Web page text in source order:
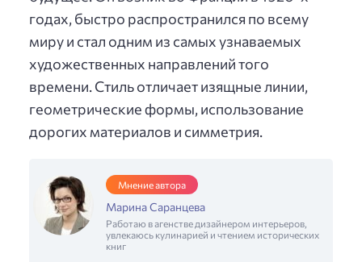
годах, быстро распространился по всему
миру и стал одним из самых узнаваемых
художественных направлений того
времени. Стиль отличает изящные линии,
геометрические формы, использование
дорогих материалов и симметрия.
Мнение автора
Марина Саранцева
Работаю в агенстве дизайнером интерьеров,
увлекаюсь кулинарией и чтением исторических
книг